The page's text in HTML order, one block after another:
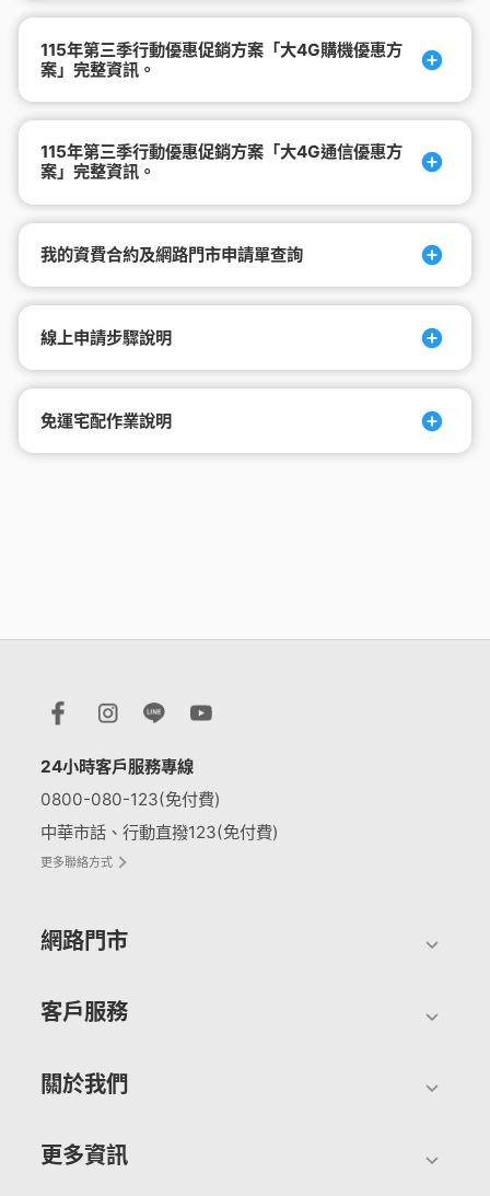
115年第三季行動優惠促銷方案「大4G購機優惠方
案」完整資訊。
115年第三季行動優惠促銷方案「大4G通信優惠方
案」完整資訊。
我的資費合約及網路門市申請單查詢
線上申請步驟說明
免運宅配作業說明
24小時客戶服務專線
0800-080-123(免付費)
中華市話、行動直撥123(免付費)
更多聯絡方式
網路門市
客戶服務
關於我們
更多資訊